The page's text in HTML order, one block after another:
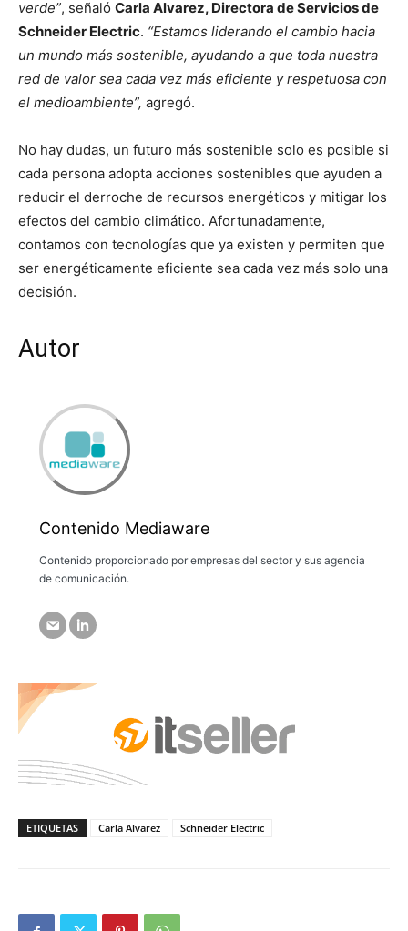
verde”, señaló Carla Alvarez, Directora de Servicios de
Schneider Electric. “Estamos liderando el cambio hacia
un mundo más sostenible, ayudando a que toda nuestra
red de valor sea cada vez más eficiente y respetuosa con
el medioambiente”, agregó.
No hay dudas, un futuro más sostenible solo es posible si
cada persona adopta acciones sostenibles que ayuden a
reducir el derroche de recursos energéticos y mitigar los
efectos del cambio climático. Afortunadamente,
contamos con tecnologías que ya existen y permiten que
ser energéticamente eficiente sea cada vez más solo una
decisión.
Autor
Contenido Mediaware
Contenido proporcionado por empresas del sector y sus agencia
de comunicación.
ETIQUETAS Carla Alvarez Schneider Electric